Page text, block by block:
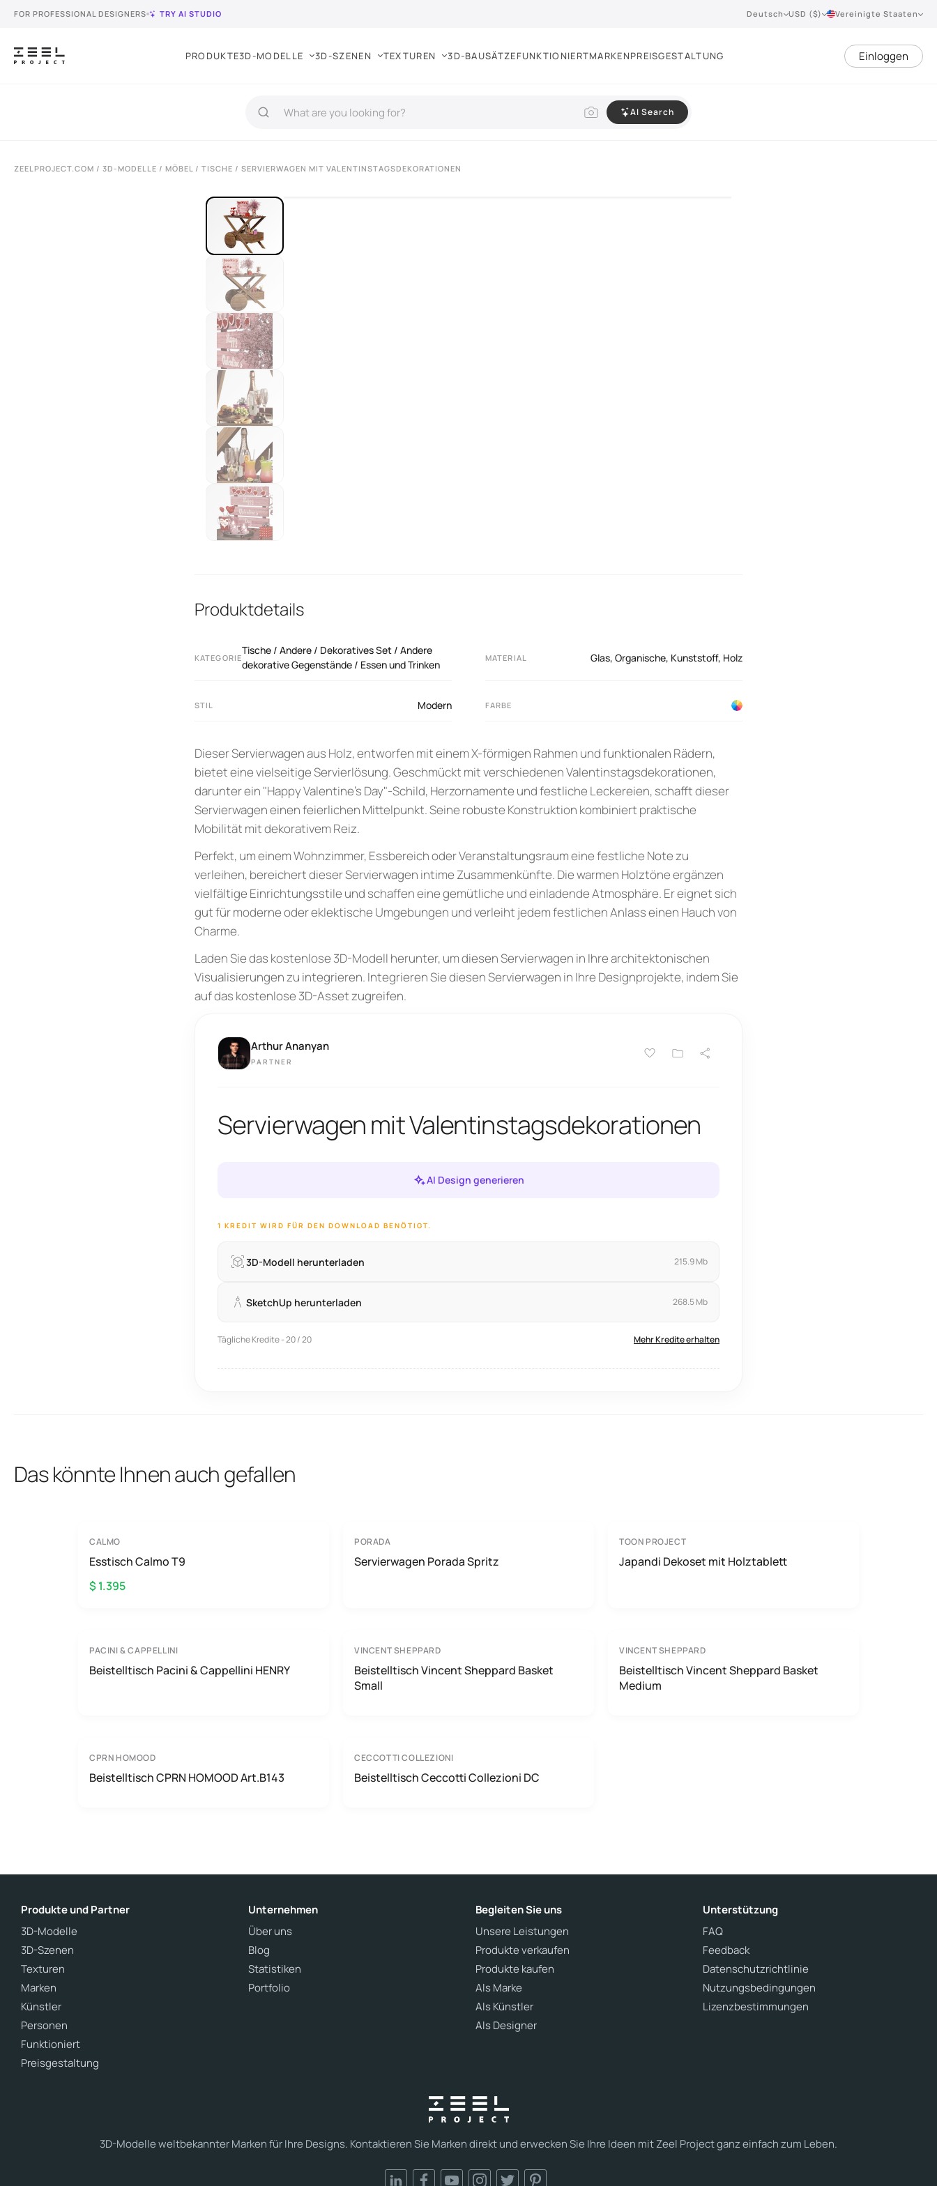
FOR PROFESSIONAL DESIGNERS TRY AI STUDIO Deutsch USD ($) Vereinigte Staaten
PRODUKTE3D-MODELLE 3D-SZENEN TEXTUREN 3D-BAUSÄTZEFUNKTIONIERTMARKENPREISGESTALTUNG Einloggen
AI Search
ZEELPROJECT.COM / 3D-MODELLE / MÖBEL / TISCHE / SERVIERWAGEN MIT VALENTINSTAGSDEKORATIONEN
Produktdetails
KATEGORIE
Tische / Andere / Dekoratives Set / Andere
dekorative Gegenstände / Essen und Trinken
MATERIAL Glas, Organische, Kunststoff, Holz
STIL Modern FARBE
Dieser Servierwagen aus Holz, entworfen mit einem X-förmigen Rahmen und funktionalen Rädern,
bietet eine vielseitige Servierlösung. Geschmückt mit verschiedenen Valentinstagsdekorationen,
darunter ein "Happy Valentine's Day"-Schild, Herzornamente und festliche Leckereien, schafft dieser
Servierwagen einen feierlichen Mittelpunkt. Seine robuste Konstruktion kombiniert praktische
Mobilität mit dekorativem Reiz.
Perfekt, um einem Wohnzimmer, Essbereich oder Veranstaltungsraum eine festliche Note zu
verleihen, bereichert dieser Servierwagen intime Zusammenkünfte. Die warmen Holztöne ergänzen
vielfältige Einrichtungsstile und schaffen eine gemütliche und einladende Atmosphäre. Er eignet sich
gut für moderne oder eklektische Umgebungen und verleiht jedem festlichen Anlass einen Hauch von
Charme.
Laden Sie das kostenlose 3D-Modell herunter, um diesen Servierwagen in Ihre architektonischen
Visualisierungen zu integrieren. Integrieren Sie diesen Servierwagen in Ihre Designprojekte, indem Sie
auf das kostenlose 3D-Asset zugreifen.
Arthur Ananyan
PARTNER
Servierwagen mit Valentinstagsdekorationen
AI Design generieren
1 KREDIT WIRD FÜR DEN DOWNLOAD BENÖTIGT.
3D-Modell herunterladen 215.9 Mb
SketchUp herunterladen 268.5 Mb
Tägliche Kredite - 20 / 20 Mehr Kredite erhalten
Das könnte Ihnen auch gefallen
CALMO
Esstisch Calmo T9
$ 1.395
PORADA
Servierwagen Porada Spritz
TOON PROJECT
Japandi Dekoset mit Holztablett
PACINI & CAPPELLINI
Beistelltisch Pacini & Cappellini HENRY
VINCENT SHEPPARD
Beistelltisch Vincent Sheppard Basket
Small
VINCENT SHEPPARD
Beistelltisch Vincent Sheppard Basket
Medium
CPRN HOMOOD
Beistelltisch CPRN HOMOOD Art.B143
CECCOTTI COLLEZIONI
Beistelltisch Ceccotti Collezioni DC
3D-Modelle weltbekannter Marken für Ihre Designs. Kontaktieren Sie Marken direkt und erwecken Sie Ihre Ideen mit Zeel Project ganz einfach zum Leben.
Produkte und Partner
3D-Modelle
3D-Szenen
Texturen
Marken
Künstler
Personen
Funktioniert
Preisgestaltung
Unternehmen
Über uns
Blog
Statistiken
Portfolio
Begleiten Sie uns
Unsere Leistungen
Produkte verkaufen
Produkte kaufen
Als Marke
Als Künstler
Als Designer
Unterstützung
FAQ
Feedback
Datenschutzrichtlinie
Nutzungsbedingungen
Lizenzbestimmungen